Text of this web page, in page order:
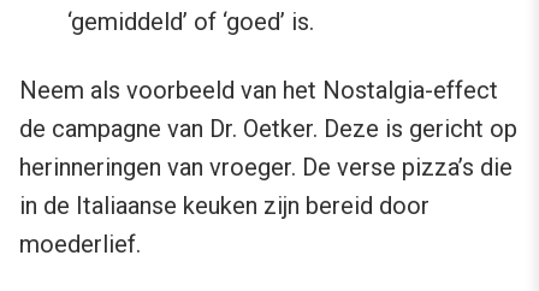
‘gemiddeld’ of ‘goed’ is.
Neem als voorbeeld van het Nostalgia-effect
de campagne van Dr. Oetker. Deze is gericht op
herinneringen van vroeger. De verse pizza’s die
in de Italiaanse keuken zijn bereid door
moederlief.